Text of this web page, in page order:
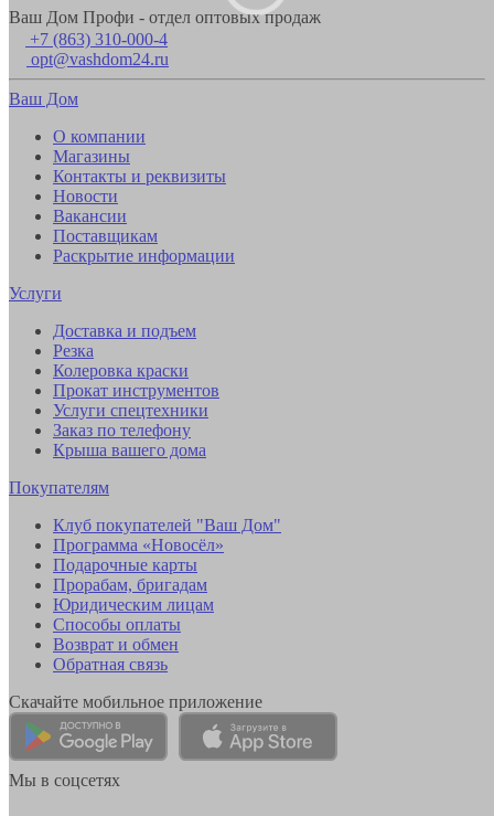
Ваш Дом Профи - отдел оптовых продаж
+7 (863) 310-000-4
opt@vashdom24.ru
Ваш Дом
О компании
Магазины
Контакты и реквизиты
Новости
Вакансии
Поставщикам
Раскрытие информации
Услуги
Доставка и подъем
Резка
Колеровка краски
Прокат инструментов
Услуги спецтехники
Заказ по телефону
Крыша вашего дома
Покупателям
Клуб покупателей "Ваш Дом"
Программа «Новосёл»
Подарочные карты
Прорабам, бригадам
Юридическим лицам
Способы оплаты
Возврат и обмен
Обратная связь
Скачайте мобильное приложение
Мы в соцсетях